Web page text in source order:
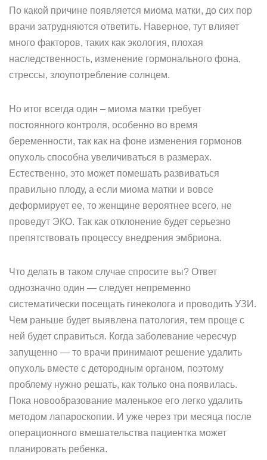
По какой причине появляется миома матки, до сих пор
врачи затрудняются ответить. Наверное, тут влияет
много факторов, таких как экология, плохая
наследственность, изменение гормонального фона,
стрессы, злоупотребление солнцем.
Но итог всегда один – миома матки требует
постоянного контроля, особенно во время
беременности, так как на фоне изменения гормонов
опухоль способна увеличиваться в размерах.
Естественно, это может помешать развиваться
правильно плоду, а если миома матки и вовсе
деформирует ее, то женщине вероятнее всего, не
проведут ЭКО. Так как отклонение будет серьезно
препятствовать процессу внедрения эмбриона.
Что делать в таком случае спросите вы? Ответ
однозначно один — следует непременно
систематически посещать гинеколога и проводить УЗИ.
Чем раньше будет выявлена патология, тем проще с
ней будет справиться. Когда заболевание чересчур
запущенно — то врачи принимают решение удалить
опухоль вместе с детородным органом, поэтому
проблему нужно решать, как только она появилась.
Пока новообразование маленькое его легко удалить
методом лапароскопии. И уже через три месяца после
операционного вмешательства пациентка может
планировать ребенка.